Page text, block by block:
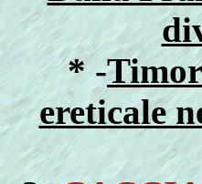
* -
ereticale